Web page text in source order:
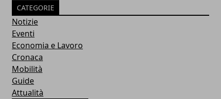
CATEGORIE
Notizie
Eventi
Economia e Lavoro
Cronaca
Mobilità
Guide
Attualità